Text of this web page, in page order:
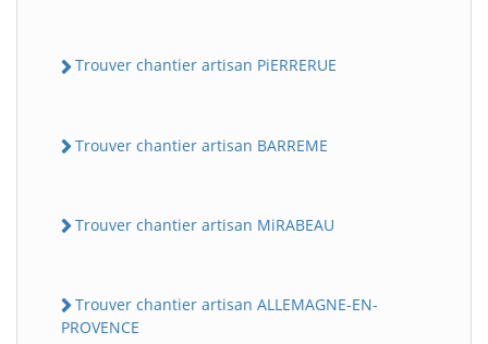
Trouver chantier artisan PiERRERUE
Trouver chantier artisan BARREME
Trouver chantier artisan MiRABEAU
Trouver chantier artisan ALLEMAGNE-EN-
PROVENCE